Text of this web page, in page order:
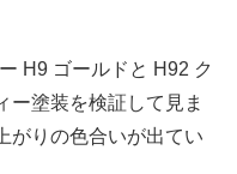
H9 ゴールドと H92 ク
ー塗装を検証して見ま
がりの色合いが出てい